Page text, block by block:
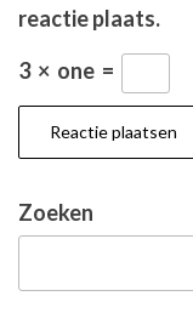
reactie plaats.
3 × one =
Zoeken